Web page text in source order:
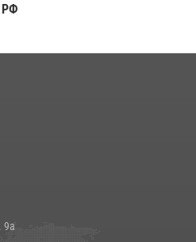
к 105-летию Центрального
(видео)
РФ
9а